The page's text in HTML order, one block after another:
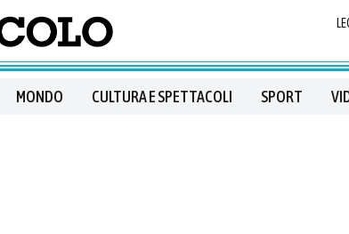
MONDO CULTURA E SPETTACOLI SPORT